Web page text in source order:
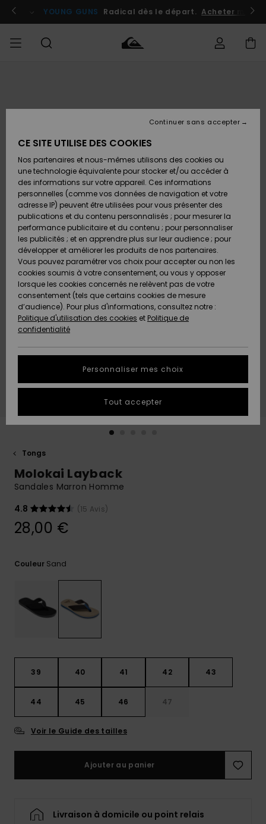
l'information
le
Se connecter / s'inscrire
YOUNG GUNS Radical dès le départ. Acheter
Chaussures
& Tongs
Surf
Snow
Nouveautés
A
Découvrir
Chaussures
& Tongs
Surf
Snow
Nouveautés
A
Découvrir
FEMME
A
Découvrir
Snow
SURF
Surf
Shop
Enfant
Highlights
Communauté
SNOW
Snow
Shop
Enfant
Snow
Shop
Femme
A
Découvrir
Communauté
OUTLET
Enfant
Outlet
Femme
AIDE &
CONTACT
Retours
Paiement
Carte
Cadeau
Quiksilver
Freedom
Protection
des
tailles
conversation
plus rapide
à votre
Démarrer
aux
les plus
fréquentes
contact.
Consulter
la FAQ
MAGASINS
QUIKSILVER
Tongs
Molokai Layback
Sandales Marron Homme
4.8
(15 Avis)
28,00 €
Couleur Sand
39 40 41 42 43
44 45 46 47
Voir le Guide des tailles
Ajouter au panier
Livraison à domicile ou point relais
CE SITE UTILISE DES COOKIES
Nos partenaires et nous-mêmes utilisons des cookies ou
une technologie équivalente pour stocker et/ou accéder à
des informations sur votre appareil. Ces informations
personnelles (comme vos données de navigation et votre
adresse IP) peuvent être utilisées pour vous présenter des
publications et du contenu personnalisés ; pour mesurer la
performance publicitaire et du contenu ; pour personnaliser
les publicités ; et en apprendre plus sur leur audience ; pour
développer et améliorer les produits de nos partenaires.
Vous pouvez paramétrer vos choix pour accepter ou non les
cookies soumis à votre consentement, ou vous y opposer
lorsque les cookies concernés ne relèvent pas de votre
consentement (tels que certains cookies de mesure
d’audience). Pour plus d'informations, consultez notre :
Politique d'utilisation des cookies et Politique de
confidentialité
Personnaliser mes choix
Continuer sans accepter
Tout accepter